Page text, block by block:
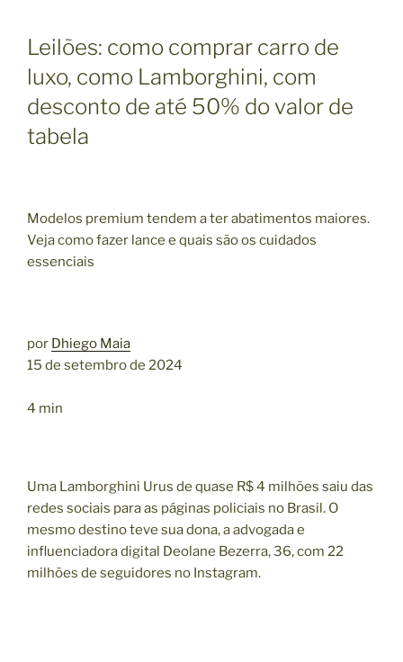
Leilões: como comprar carro de
luxo, como Lamborghini, com
desconto de até 50% do valor de
tabela
Modelos premium tendem a ter abatimentos maiores.
Veja como fazer lance e quais são os cuidados
essenciais
por Dhiego Maia
15 de setembro de 2024
4 min
Uma Lamborghini Urus de quase R$ 4 milhões saiu das
redes sociais para as páginas policiais no Brasil. O
mesmo destino teve sua dona, a advogada e
influenciadora digital Deolane Bezerra, 36, com 22
milhões de seguidores no Instagram.